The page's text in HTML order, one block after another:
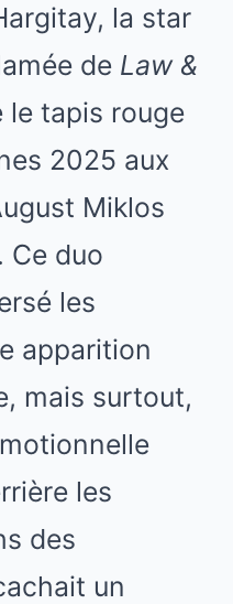
la star
de Law &
le tapis rouge
2025 aux
Miklos
Ce duo
les
apparition
mais surtout,
les
des
un